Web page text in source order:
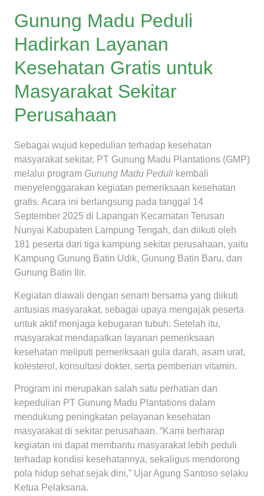
Gunung Madu Peduli
Hadirkan Layanan
Kesehatan Gratis untuk
Masyarakat Sekitar
Perusahaan
Sebagai wujud kepedulian terhadap kesehatan
masyarakat sekitar, PT Gunung Madu Plantations (GMP)
melalui program Gunung Madu Peduli kembali
menyelenggarakan kegiatan pemeriksaan kesehatan
gratis. Acara ini berlangsung pada tanggal 14
September 2025 di Lapangan Kecamatan Terusan
Nunyai Kabupaten Lampung Tengah, dan diikuti oleh
181 peserta dari tiga kampung sekitar perusahaan, yaitu
Kampung Gunung Batin Udik, Gunung Batin Baru, dan
Gunung Batin Ilir.
Kegiatan diawali dengan senam bersama yang diikuti
antusias masyarakat, sebagai upaya mengajak peserta
untuk aktif menjaga kebugaran tubuh. Setelah itu,
masyarakat mendapatkan layanan pemeriksaan
kesehatan meliputi pemeriksaan gula darah, asam urat,
kolesterol, konsultasi dokter, serta pemberian vitamin.
Program ini merupakan salah satu perhatian dan
kepedulian PT Gunung Madu Plantations dalam
mendukung peningkatan pelayanan kesehatan
masyarakat di sekitar perusahaan. “Kami berharap
kegiatan ini dapat membantu masyarakat lebih peduli
terhadap kondisi kesehatannya, sekaligus mendorong
pola hidup sehat sejak dini,” Ujar Agung Santoso selaku
Ketua Pelaksana.